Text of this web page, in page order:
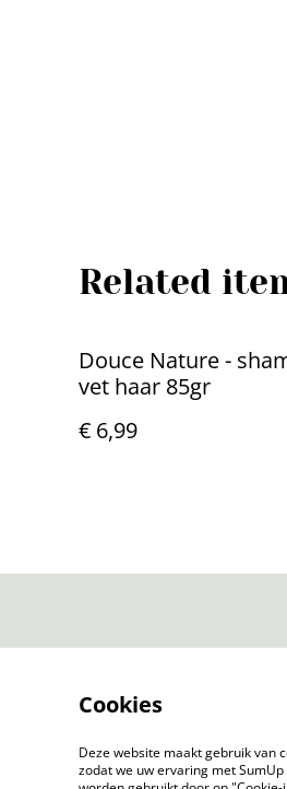
Related
Douce Nature -
vet haar 85gr
€ 6,99
Cookies
Deze website maakt gebruik van
zodat we uw ervaring met